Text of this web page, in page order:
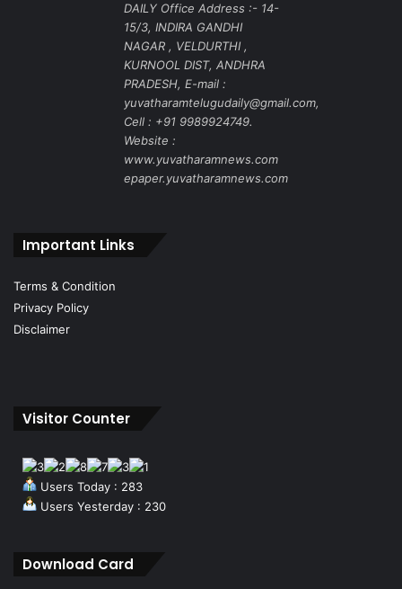
DAILY Office Address :- 14-
15/3, INDIRA GANDHI
NAGAR , VELDURTHI ,
KURNOOL DIST, ANDHRA
PRADESH, E-mail :
yuvatharamtelugudaily@gmail.com,
Cell : +91 9989924749.
Website :
www.yuvatharamnews.com
epaper.yuvatharamnews.com
Important Links
Terms & Condition
Privacy Policy
Disclaimer
Visitor Counter
Users Today : 283
Users Yesterday : 230
Download Card